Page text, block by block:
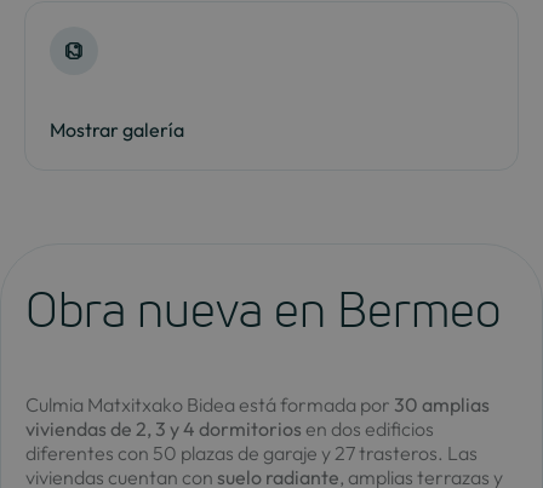
Mostrar galería
Obra nueva en Bermeo
Culmia Matxitxako Bidea está formada por 30 amplias
viviendas de 2, 3 y 4 dormitorios en dos edificios
diferentes con 50 plazas de garaje y 27 trasteros. Las
viviendas cuentan con suelo radiante, amplias terrazas y